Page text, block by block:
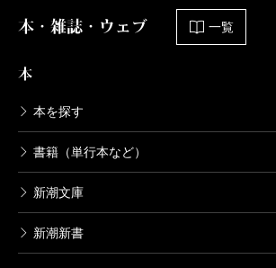
本・雑誌・ウェブ 一覧
本
本を探す
書籍（単行本など）
新潮文庫
新潮新書